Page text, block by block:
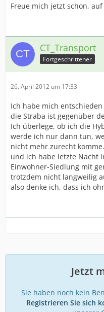
Freue mich jetzt schon,
CT_Transport
Fortgeschrittener
26. April 2012 um 17:33
Ich habe mich
die Straba ist gegenüber
Ich überlege, ob ich die
werde ich nur dann tun,
nicht mehr zurecht
und ich habe letzte Nacht
Einwohner-Siedlung mit
trotzdem nicht langweilig
also denke ich, dass ich
Jetzt
Sie haben noch kein
Registrieren Sie sich